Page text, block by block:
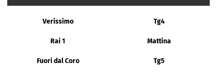
Verissimo Tg4
Rai 1 Mattina
Fuori dal Coro Tg5